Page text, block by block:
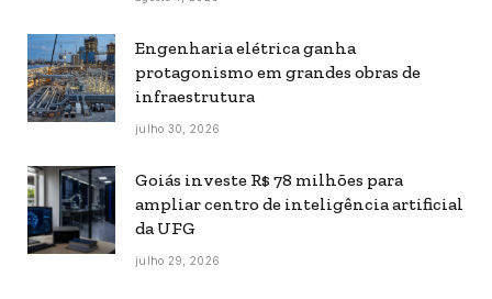
Engenharia elétrica ganha
protagonismo em grandes obras de
infraestrutura
julho 30, 2026
Goiás investe R$ 78 milhões para
ampliar centro de inteligência artificial
da UFG
julho 29, 2026